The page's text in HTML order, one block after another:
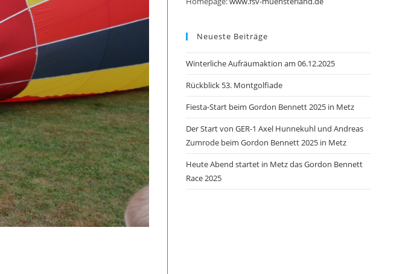
Neueste Beiträge
Winterliche Aufräumaktion am 06.12.2025
Rückblick 53. Montgolfiade
Fiesta-Start beim Gordon Bennett 2025 in Metz
Der Start von GER-1 Axel Hunnekuhl und Andreas
Zumrode beim Gordon Bennett 2025 in Metz
Heute Abend startet in Metz das Gordon Bennett
Race 2025